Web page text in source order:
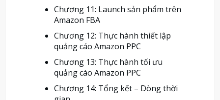
Chương 11: Launch sản phẩm trên
Amazon FBA
Chương 12: Thực hành thiết lập
quảng cáo Amazon PPC
Chương 13: Thực hành tối ưu
quảng cáo Amazon PPC
Chương 14: Tổng kết – Dòng thời